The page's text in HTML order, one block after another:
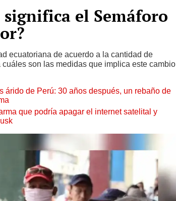
el Semáforo
ecuatoriana de acuerdo a la cantidad de
son las medidas que implica este cambio
árido de Perú: 30 años después, un rebaño de
que podría apagar el internet satelital y